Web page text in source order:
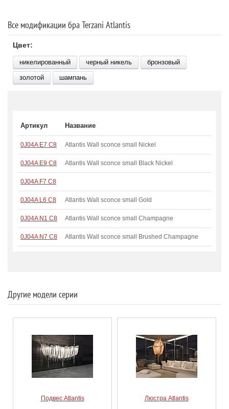
Все модификации бра Terzani Atlantis
Цвет:
никелированный черный никель
бронзовый
золотой
шампань
Артикул Название
0J04A E7 C8 Atlantis Wall sconce small Nickel
0J04A E9 C8 Atlantis Wall sconce small Black Nickel
0J04A F7 C8
0J04A L6 C8 Atlantis Wall sconce small Gold
0J04A N1 C8 Atlantis Wall sconce small Champagne
0J04A N7 C8 Atlantis Wall sconce small Brushed Champagne
Другие модели серии
Подвес Atlantis Люстра Atlantis